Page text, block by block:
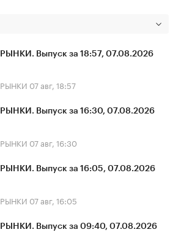
РЫНКИ. Выпуск за 18:57, 07.08.2026
РЫНКИ 07 авг, 18:57
РЫНКИ. Выпуск за 16:30, 07.08.2026
РЫНКИ 07 авг, 16:30
РЫНКИ. Выпуск за 16:05, 07.08.2026
РЫНКИ 07 авг, 16:05
РЫНКИ. Выпуск за 09:40, 07.08.2026